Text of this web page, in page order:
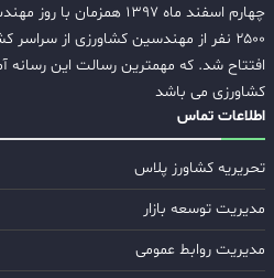
چهارم اسفند ماه ۱۳۹۷
۲۵۰۰ نفر از مهندسین کشاورزی از
افتتاح شد. که مهمترین رسالت این رسانه
کشاورزی می باشد
اطلاعات تماس
تحریریه کشاورز پلاس
مدیریت توسعه بازار
مدیریت روابط عمومی